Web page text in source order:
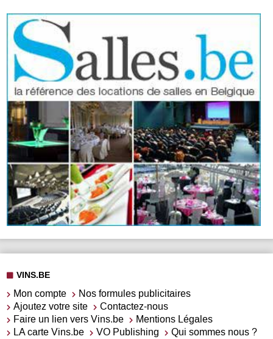
VINS.BE
Mon compte
Nos formules publicitaires
Ajoutez votre site
Contactez-nous
Faire un lien vers Vins.be
Mentions Légales
LA carte Vins.be
VO Publishing Qui sommes nous ?